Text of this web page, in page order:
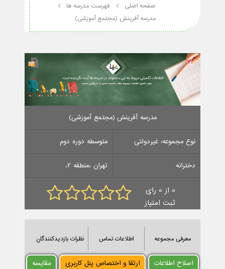
صفحه اصلی
فهرست مدرسه ها
مدرسه آفرینش (مجتمع آموزشی)
مدرسه آفرینش (مجتمع آموزشی)
نوع مجموعه: غیردولتی متوسطه دوره دوم
دخترانه تهران ،منطقه 2،
0 از 0 رای
ثبت امتیاز
معرفی مجموعه اطلاعات تماس نظرات بازدیدکنندگان
اصلاح اطلاعات ارتقا و اختصاص پنل کاربری مقایسه